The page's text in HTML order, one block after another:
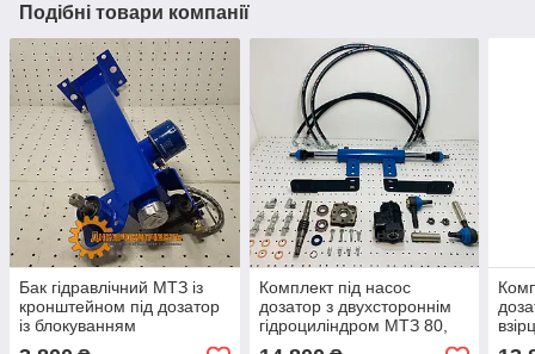
Подібні товари компанії
Бак гідравлічний МТЗ із
кронштейном під дозатор
із блокуванням
диференціалу
Комплект під насос
дозатор з двухстороннім
гідроциліндром МТЗ 80,
82 з блокуванням (Червяк)